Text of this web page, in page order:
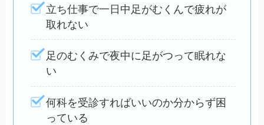
立ち仕事で一日中足がむくんで疲れが
取れない
足のむくみで夜中に足がつって眠れな
い
何科を受診すればいいのか分からず困
っている